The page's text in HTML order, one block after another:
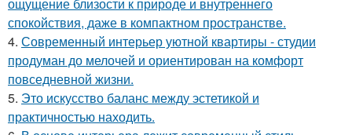
спокойствия, даже в компактном пространстве.
4. Современный интерьер уютной квартиры - студии
продуман до мелочей и ориентирован на комфорт
повседневной жизни.
5. Это искусство баланс между эстетикой и
практичностью находить.